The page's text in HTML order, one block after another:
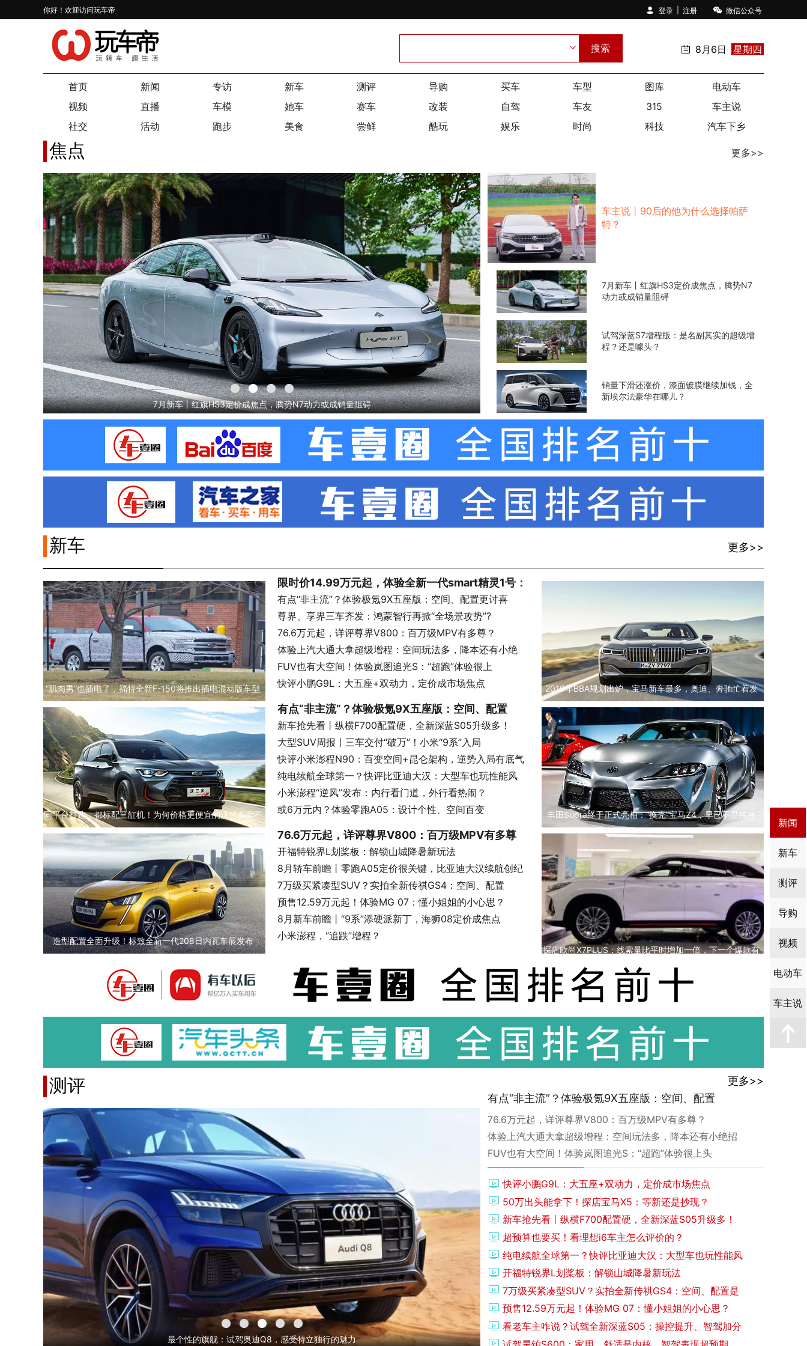
新闻
新车
测评
导购
视频
电动车
车主说
你好！欢迎访问玩车帝 登录 注册 微信公众号
搜索 8月6日 星期四
首页 新闻 专访 新车 测评 导购 买车 车型 图库
电动车
视频
直播 车模 她车 赛车 改装 自驾 车友 315
车主说
社交
活动 跑步 美食 尝鲜 酷玩 娱乐 时尚 科技 汽车下乡
焦点
快评深蓝S7：14.99万元起，宋PLUS冠军版都倍感压力 奥迪Q6 e-tron谍照曝光：或搭载全新车机系统，明年
更多>>
车主说丨90后的他为什么选择帕萨
特？
7月新车丨红旗HS3定价成焦点，腾势N7
动力或成销量阻碍
试驾深蓝S7增程版：是名副其实的超级增
程？还是噱头？
销量下滑还涨价，漆面镀膜继续加钱，全
新埃尔法豪华在哪儿？
新车 更多>>
“肌肉男”也插电了，福特全新F-150将推出插电混动版车型
同平台打造，都标配三缸机！为何价格更便宜的沃兰多卖不
过GL6？
造型配置全面升级！标致全新一代208日内瓦车展发布
限时价14.99万元起，体验全新一代smart精灵1号：
有点“非主流”？体验极氪9X五座版：空间、配置更讨喜
尊界、享界三车齐发：鸿蒙智行再掀“全场景攻势”?
76.6万元起，详评尊界V800：百万级MPV有多尊？
体验上汽大通大拿超级增程：空间玩法多，降本还有小绝
FUV也有大空间！体验岚图追光S：“超跑”体验很上
快评小鹏G9L：大五座+双动力，定价成市场焦点
有点“非主流”？体验极氪9X五座版：空间、配置
新车抢先看丨纵横F700配置硬，全新深蓝S05升级多！
大型SUV周报丨三车交付“破万”！小米“9系”入局
快评小米澎程N90：百变空间+昆仑架构，逆势入局有底气
纯电续航全球第一？快评比亚迪大汉：大型车也玩性能风
小米澎程“逆风”发布：内行看门道，外行看热闹？
或6万元内？体验零跑A05：设计个性、空间百变
76.6万元起，详评尊界V800：百万级MPV有多尊
开福特锐界L划桨板：解锁山城降暑新玩法
8月轿车前瞻丨零跑A05定价很关键，比亚迪大汉续航创纪
7万级买紧凑型SUV？实拍全新传祺GS4：空间、配置
预售12.59万元起！体验MG 07：懂小姐姐的小心思？
8月新车前瞻丨“9系”添硬派新丁，海狮08定价成焦点
小米澎程，“追跌”增程？
2019年BBA规划出炉，宝马新车最多，奥迪、奔驰忙着发
力新能源市场
丰田Supra终于正式亮相：“换壳”宝马Z4，早已不是纯种
JDM
探店欧尚X7PLUS：线索量比平时增加一倍，下一个爆款有
测评
试驾完探岳之后，终于知道为啥它是大众卖得“第二好”的SUV了 顶配不到30万，商务兼顾家用的新选择！试驾新款
更多>>
有点“非主流”？体验极氪9X五座版：空间、配置
76.6万元起，详评尊界V800：百万级MPV有多尊？
体验上汽大通大拿超级增程：空间玩法多，降本还有小绝招
FUV也有大空间！体验岚图追光S：“超跑”体验很上头
快评小鹏G9L：大五座+双动力，定价成市场焦点
50万出头能拿下！探店宝马X5：等新还是抄现？
新车抢先看丨纵横F700配置硬，全新深蓝S05升级多！
超预算也要买！看理想i6车主怎么评价的？
纯电续航全球第一？快评比亚迪大汉：大型车也玩性能风
开福特锐界L划桨板：解锁山城降暑新玩法
7万级买紧凑型SUV？实拍全新传祺GS4：空间、配置是
预售12.59万元起！体验MG 07：懂小姐姐的小心思？
看老车主咋说？试驾全新深蓝S05：操控提升、智驾加分